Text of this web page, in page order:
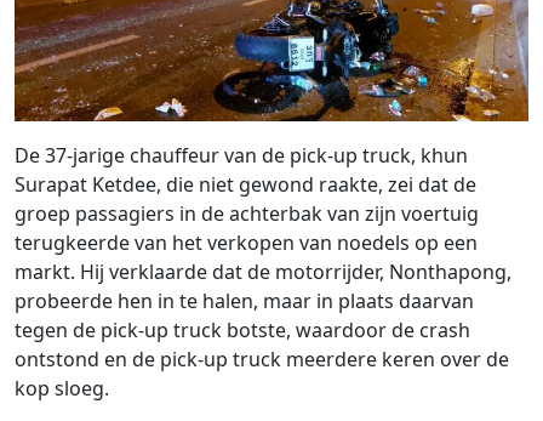
De 37-jarige chauffeur van de pick-up truck, khun
Surapat Ketdee, die niet gewond raakte, zei dat de
groep passagiers in de achterbak van zijn voertuig
terugkeerde van het verkopen van noedels op een
markt. Hij verklaarde dat de motorrijder, Nonthapong,
probeerde hen in te halen, maar in plaats daarvan
tegen de pick-up truck botste, waardoor de crash
ontstond en de pick-up truck meerdere keren over de
kop sloeg.